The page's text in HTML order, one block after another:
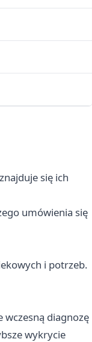
się ich
umówienia się
i potrzeb.
diagnozę
wykrycie